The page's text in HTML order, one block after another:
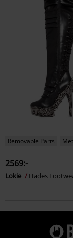
Removable Parts
2569:-
Lokie Hades